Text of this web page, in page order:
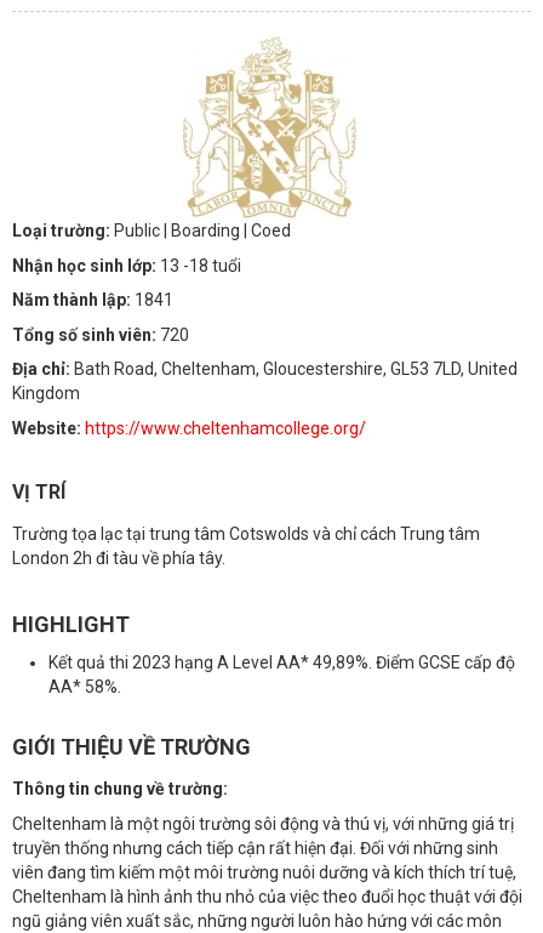
Loại trường: Public | Boarding
| Coed
Nhận học sinh lớp: 13 -18 tuổi
Năm thành lập: 1841
Tổng số sinh viên: 720
Địa chỉ: Bath Road, Cheltenham, Gloucestershire, GL53 7LD, United
Kingdom
Website: https://www.cheltenhamcollege.org/
VỊ TRÍ
Trường tọa lạc tại trung tâm Cotswolds và chỉ cách Trung tâm
London 2h đi tàu về phía tây.
HIGHLIGHT
Kết quả thi 2023 hạng A Level AA* 49,89%. Điểm GCSE cấp độ
AA* 58%.
GIỚI THIỆU VỀ TRƯỜNG
Thông tin chung về trường:
Cheltenham là một ngôi trường sôi động và thú vị, với những giá trị
truyền thống nhưng cách tiếp cận rất hiện đại. Đối với những sinh
viên đang tìm kiếm một môi trường nuôi dưỡng và kích thích trí tuệ,
Cheltenham là hình ảnh thu nhỏ của việc theo đuổi học thuật với đội
ngũ giảng viên xuất sắc, những người luôn hào hứng với các môn